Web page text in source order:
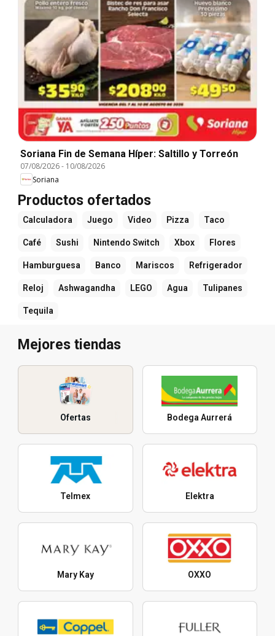
Soriana Fin de Semana Híper: Saltillo y Torreón
07/08/2026- 10/08/2026
Soriana
Productos ofertados
Calculadora Juego Video Pizza Taco
Café Sushi Nintendo Switch Xbox Flores
Hamburguesa Banco Mariscos Refrigerador
Reloj Ashwagandha LEGO Agua Tulipanes
Tequila
Mejores tiendas
Ofertas Bodega Aurrerá
Telmex Elektra
Mary Kay OXXO